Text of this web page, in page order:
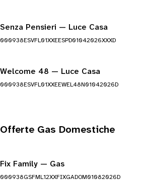
Senza Pensieri — Luce Casa
000938ESVFL01XXEESPD01042026XXXD
Welcome 48 — Luce Casa
000938ESVFL01XXEEWEL48N01042026D
Offerte Gas Domestiche
Fix Family — Gas
000938GSFML12XXFIXGADOM01082026D